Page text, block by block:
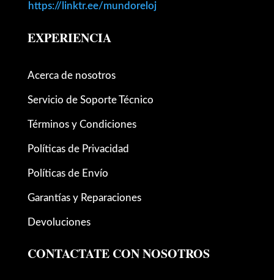
https://linktr.ee/mundoreloj
EXPERIENCIA
Acerca de nosotros
Servicio de Soporte Técnico
Términos y Condiciones
Políticas de Privacidad
Políticas de Envío
Garantías y Reparaciones
Devoluciones
CONTACTATE CON NOSOTROS